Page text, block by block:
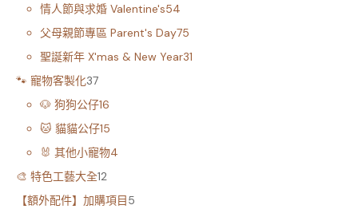
情人節與求婚 Valentine's54
父母親節專區 Parent's Day75
聖誕新年 X'mas & New Year31
🐾 寵物客製化37
🐶 狗狗公仔16
🐱 貓貓公仔15
🐰 其他小寵物4
🎨 特色工藝大全12
【額外配件】加購項目5